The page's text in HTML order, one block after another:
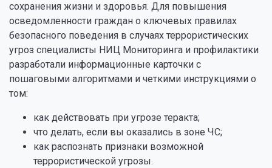
сохранения жизни и здоровья. Для повышения
осведомленности граждан о ключевых правилах
безопасного поведения в случаях террористических
угроз специалисты НИЦ Мониторинга и профилактики
разработали информационные карточки с
пошаговыми алгоритмами и четкими инструкциями о
том:
как действовать при угрозе теракта;
что делать, если вы оказались в зоне ЧС;
как распознать признаки возможной
террористической угрозы.